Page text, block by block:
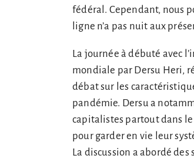
fédéral. Cependant, nous
ligne n’a pas nuit aux
La journée à débuté avec
mondiale par Dersu Heri,
débat sur les
pandémie. Dersu a
capitalistes partout dans le
pour garder en vie leur
La discussion a abordé